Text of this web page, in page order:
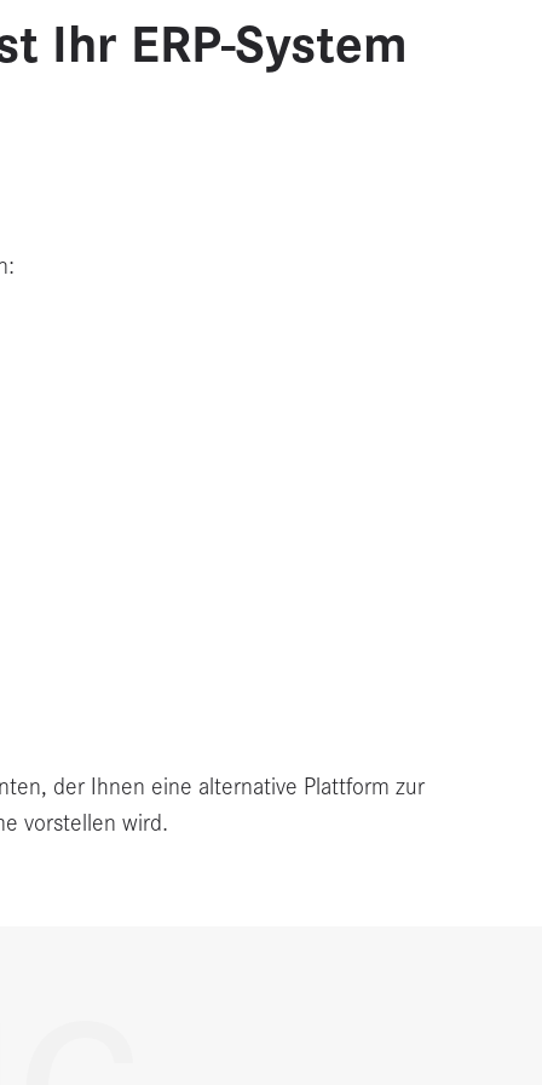
Ihr ERP-System
der Ihnen eine alternative Plattform zur
vorstellen wird.